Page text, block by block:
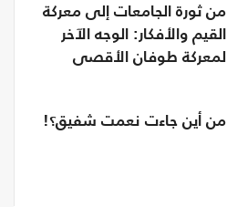
من ثورة الجامعات إلى معركة
القيم والأفكار: الوجه الآخر
لمعركة طوفان الأقصى
من أين جاءت نعمت شفيق؟!